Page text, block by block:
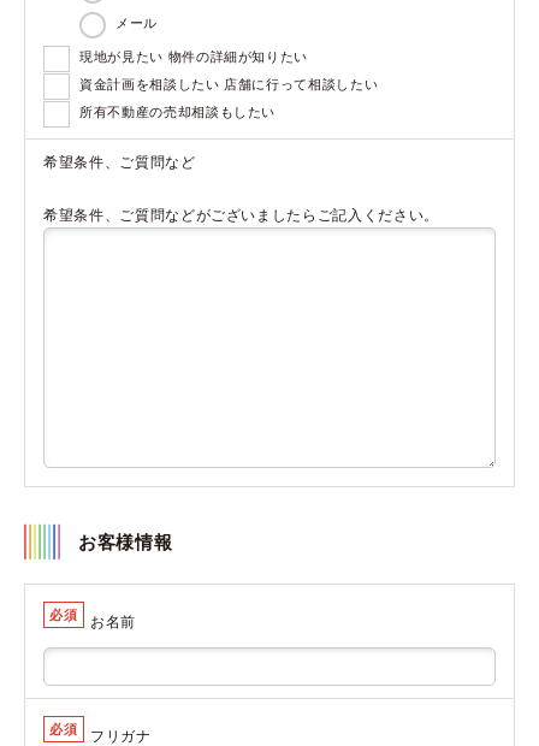
メール
現地が見たい 物件の詳細が知りたい
資金計画を相談したい 店舗に行って相談したい
所有不動産の売却相談もしたい
希望条件、ご質問など
希望条件、ご質問などがございましたらご記入ください。
お客様情報
必須 お名前
必須 フリガナ